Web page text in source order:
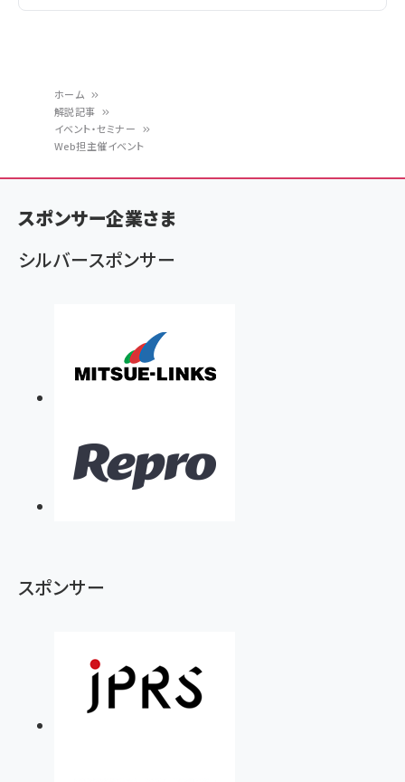
く
ず
ホーム
解説記事
イベント・セミナー
Web担主催イベント
スポンサー企業さま
シルバースポンサー
スポンサー